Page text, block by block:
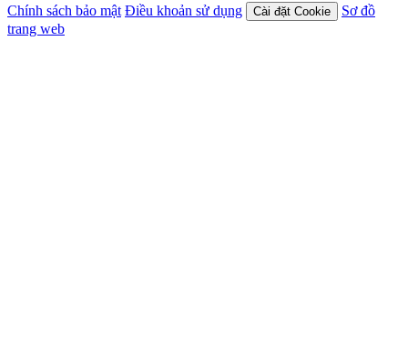
Chính sách bảo mật Điều khoản sử dụng Cài đặt Cookie
Sơ đồ
trang web